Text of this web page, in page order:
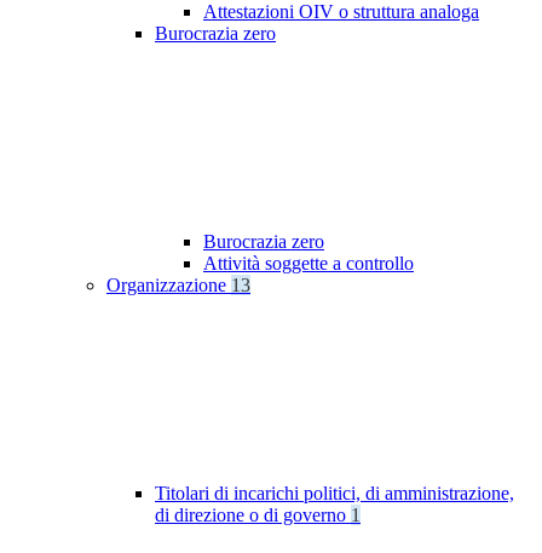
Attestazioni OIV o struttura analoga
Burocrazia zero
Burocrazia zero
Attività soggette a controllo
Organizzazione 13
Titolari di incarichi politici, di amministrazione,
di direzione o di governo 1